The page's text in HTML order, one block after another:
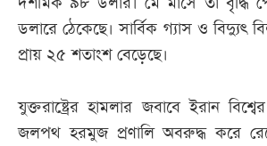
ডলারে ঠেকেছে। সার্বিক গ্যাস ও বিদ্যুৎ
প্রায় ২৫ শতাংশ বেড়েছে।
যুক্তরাষ্ট্রের হামলার জবাবে ইরান
জলপথ হরমুজ প্রণালি অবরুদ্ধ করে